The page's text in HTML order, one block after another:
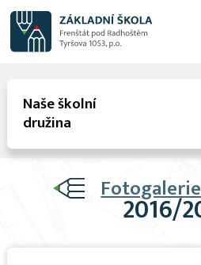
Naše školní
družina
Fotogalerie
2016/